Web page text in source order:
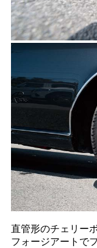
直管形のチェリー
フォージアートで